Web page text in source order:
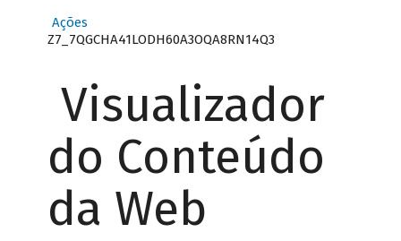
Ações
Z7_7QGCHA41LODH60A3OQA8RN14Q3
Visualizador
do Conteúdo
da Web